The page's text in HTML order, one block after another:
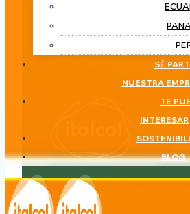
SÉ
NUESTRA
TE
INTERESAR
BLOG
Sustitutos Lácteos